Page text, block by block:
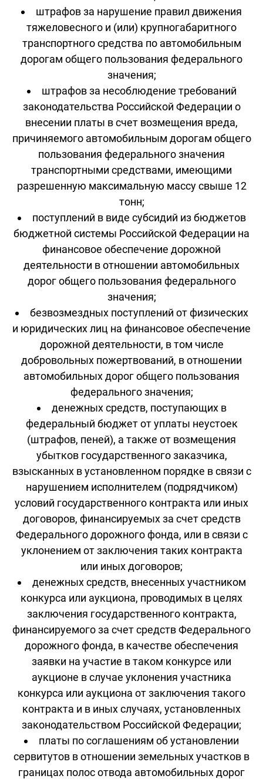
штрафов за нарушение правил движения
тяжеловесного и (или) крупногабаритного
транспортного средства по автомобильным
дорогам общего пользования федерального
значения;
штрафов за несоблюдение требований
законодательства Российской Федерации о
внесении платы в счет возмещения вреда,
причиняемого автомобильным дорогам общего
пользования федерального значения
транспортными средствами, имеющими
разрешенную максимальную массу свыше 12
тонн;
поступлений в виде субсидий из бюджетов
бюджетной системы Российской Федерации на
финансовое обеспечение дорожной
деятельности в отношении автомобильных
дорог общего пользования федерального
значения;
безвозмездных поступлений от физических
и юридических лиц на финансовое обеспечение
дорожной деятельности, в том числе
добровольных пожертвований, в отношении
автомобильных дорог общего пользования
федерального значения;
денежных средств, поступающих в
федеральный бюджет от уплаты неустоек
(штрафов, пеней), а также от возмещения
убытков государственного заказчика,
взысканных в установленном порядке в связи с
нарушением исполнителем (подрядчиком)
условий государственного контракта или иных
договоров, финансируемых за счет средств
Федерального дорожного фонда, или в связи с
уклонением от заключения таких контракта
или иных договоров;
денежных средств, внесенных участником
конкурса или аукциона, проводимых в целях
заключения государственного контракта,
финансируемого за счет средств Федерального
дорожного фонда, в качестве обеспечения
заявки на участие в таком конкурсе или
аукционе в случае уклонения участника
конкурса или аукциона от заключения такого
контракта и в иных случаях, установленных
законодательством Российской Федерации;
платы по соглашениям об установлении
сервитутов в отношении земельных участков в
границах полос отвода автомобильных дорог